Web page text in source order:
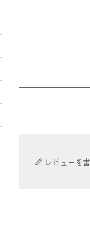
レビューを